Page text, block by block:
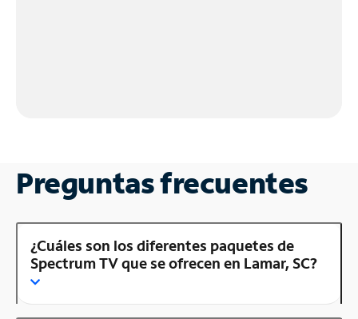
Preguntas frecuentes
¿Cuáles son los diferentes paquetes de
Spectrum TV que se ofrecen en Lamar, SC?